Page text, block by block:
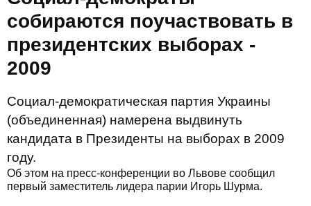
собираются поучаствовать в
президентских выборах -
2009
Социал-демократическая партия Украины
(объединенная) намерена выдвинуть
кандидата в Президенты на выборах в 2009
году.
Об этом на пресс-конференции во Львове сообщил
первый заместитель лидера парии Игорь Шурма.